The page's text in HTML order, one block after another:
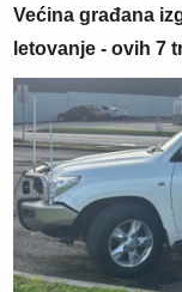
Većina građana
letovanje - ovih 7